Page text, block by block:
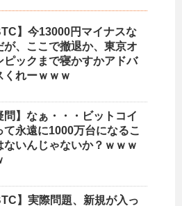
】今13000円マイナスな
が、ここで撤退か、東京オ
ピックまで寝かすかアドバ
くれーｗｗｗ
問】なぁ・・・ビットコイ
て永遠に1000万台になるこ
ないんじゃないか？ｗｗｗ
】実際問題、新規が入っ